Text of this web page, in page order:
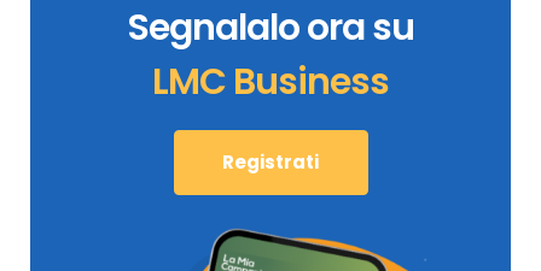
Segnalalo ora su
LMC Business
Registrati